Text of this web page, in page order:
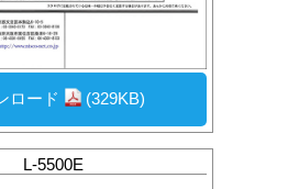
ロード (329KB)
L-5500E